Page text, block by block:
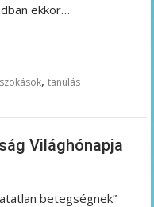
ekkor…
szokások,tanulás
Világhónapja
betegségnek”